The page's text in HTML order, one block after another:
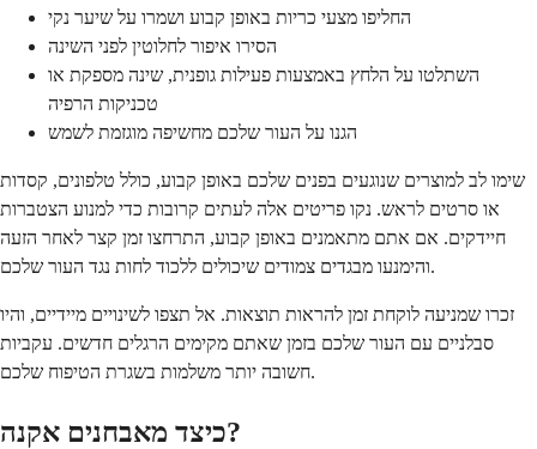
החליפו מצעי כריות באופן קבוע ושמרו על שיער נקי
הסירו איפור לחלוטין לפני השינה
השתלטו על הלחץ באמצעות פעילות גופנית, שינה מספקת או
טכניקות הרפיה
הגנו על העור שלכם מחשיפה מוגזמת לשמש
שימו לב למוצרים שנוגעים בפנים שלכם באופן קבוע, כולל טלפונים, קסדות
או סרטים לראש. נקו פריטים אלה לעתים קרובות כדי למנוע הצטברות
חיידקים. אם אתם מתאמנים באופן קבוע, התרחצו זמן קצר לאחר הזעה
והימנעו מבגדים צמודים שיכולים ללכוד לחות נגד העור שלכם.
זכרו שמניעה לוקחת זמן להראות תוצאות. אל תצפו לשינויים מיידיים, והיו
סבלניים עם העור שלכם בזמן שאתם מקימים הרגלים חדשים. עקביות
חשובה יותר משלמות בשגרת הטיפוח שלכם.
כיצד מאבחנים אקנה?